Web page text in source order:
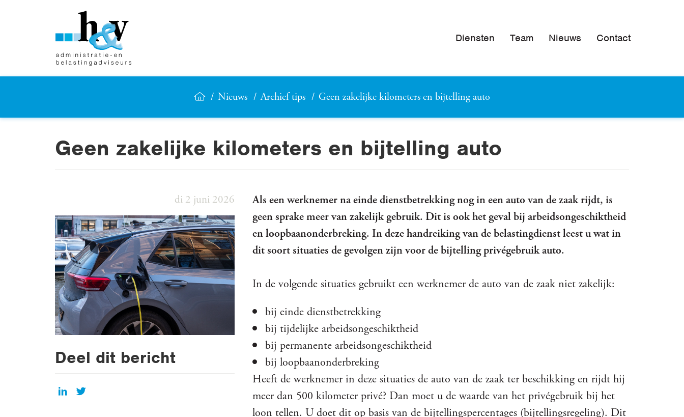
Diensten
Fiscale aangiften en advies
Loonadministratie
Team Nieuws Contact
Nieuws Archief tips Geen zakelijke kilometers en bijtelling auto
Geen zakelijke kilometers en bijtelling auto
Als een werknemer na einde dienstbetrekking nog in een auto van de zaak rijdt, is
geen sprake meer van zakelijk gebruik. Dit is ook het geval bij arbeidsongeschiktheid
en loopbaanonderbreking. In deze handreiking van de belastingdienst leest u wat in
dit soort situaties de gevolgen zijn voor de bijtelling privégebruik auto.
In de volgende situaties gebruikt een werknemer de auto van de zaak niet zakelijk:
bij einde dienstbetrekking
bij tijdelijke arbeidsongeschiktheid
bij permanente arbeidsongeschiktheid
bij loopbaanonderbreking
Heeft de werknemer in deze situaties de auto van de zaak ter beschikking en rijdt hij
meer dan 500 kilometer privé? Dan moet u de waarde van het privégebruik bij het
loon tellen. U doet dit op basis van de bijtellingspercentages (bijtellingsregeling). Dit
di 2 juni 2026
Deel dit bericht